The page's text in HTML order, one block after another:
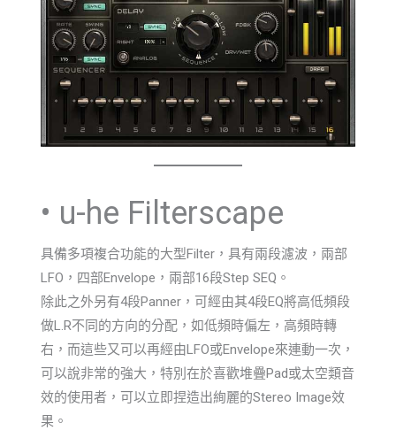
• u-he Filterscape
具備多項複合功能的大型Filter，具有兩段濾波，兩部
LFO，四部Envelope，兩部16段Step SEQ。
除此之外另有4段Panner，可經由其4段EQ將高低頻段
做L.R不同的方向的分配，如低頻時偏左，高頻時轉
右，而這些又可以再經由LFO或Envelope來連動一次，
可以說非常的強大，特別在於喜歡堆疊Pad或太空類音
效的使用者，可以立即捏造出絢麗的Stereo Image效
果。